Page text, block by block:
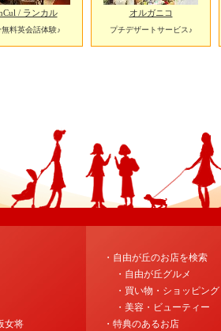
/ ランカル
無料英会話体験♪
オルガニコ
プチデザートサービス♪
女将
・自由が丘のお店を検索
・自由が丘グルメ
・買い物・ショッピング
・美容・ビューティー
・特典のあるお店